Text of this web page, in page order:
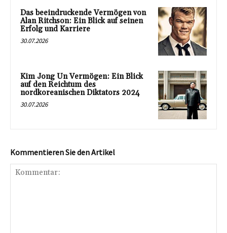
Das beeindruckende Vermögen von
Alan Ritchson: Ein Blick auf seinen
Erfolg und Karriere
30.07.2026
Kim Jong Un Vermögen: Ein Blick
auf den Reichtum des
nordkoreanischen Diktators 2024
30.07.2026
Kommentieren Sie den Artikel